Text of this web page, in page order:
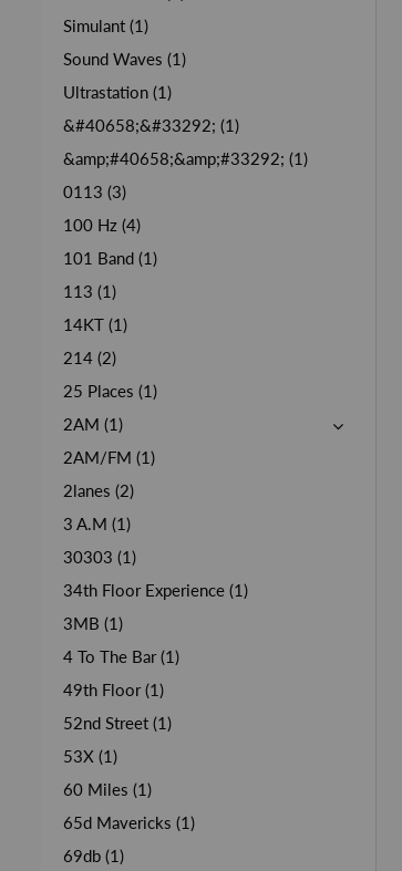
Simulant (1)
Sound Waves (1)
Ultrastation (1)
&#40658;&#33292; (1)
&amp;#40658;&amp;#33292; (1)
0113 (3)
100 Hz (4)
101 Band (1)
113 (1)
14KT (1)
214 (2)
25 Places (1)
2AM (1)
2AM/FM (1)
2lanes (2)
3 A.M (1)
30303 (1)
34th Floor Experience (1)
3MB (1)
4 To The Bar (1)
49th Floor (1)
52nd Street (1)
53X (1)
60 Miles (1)
65d Mavericks (1)
69db (1)